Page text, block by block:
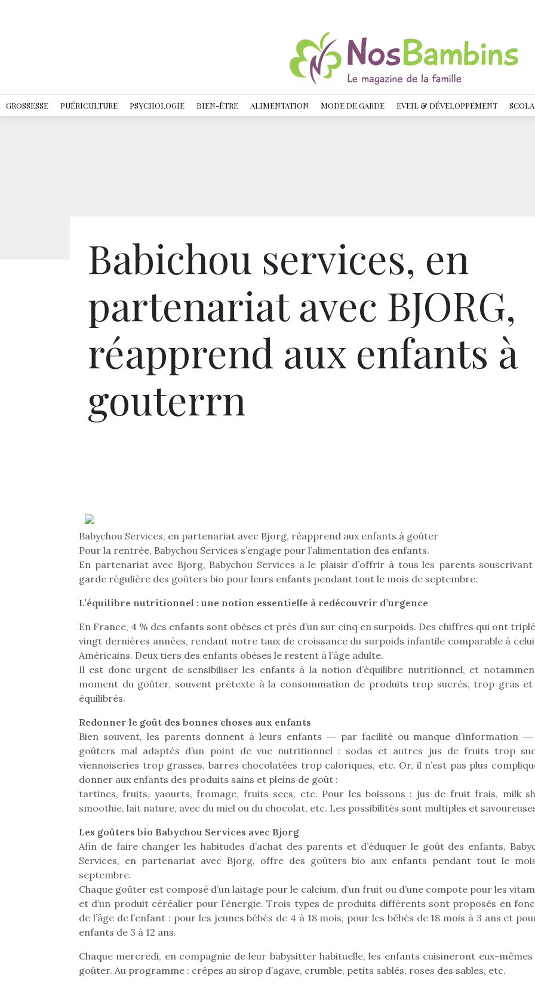
GROSSESSE PUÉRICULTURE PSYCHOLOGIE BIEN-ÊTRE ALIMENTATION MODE DE GARDE EVEIL & DÉVELOPPEMENT
Babichou services, en
partenariat avec BJORG,
réapprend aux enfants à
gouterrn
Babychou Services, en partenariat avec Bjorg, réapprend aux enfants à goûter
Pour la rentrée, Babychou Services s’engage pour l’alimentation des enfants.
En partenariat avec Bjorg, Babychou Services a le plaisir d’offrir à tous les parents souscrivant
garde régulière des goûters bio pour leurs enfants pendant tout le mois de septembre.
L’équilibre nutritionnel : une notion essentielle à redécouvrir d’urgence
En France, 4 % des enfants sont obèses et près d’un sur cinq en surpoids. Des chiffres qui ont
vingt dernières années, rendant notre taux de croissance du surpoids infantile comparable à
Américains. Deux tiers des enfants obèses le restent à l’âge adulte.
Il est donc urgent de sensibiliser les enfants à la notion d’équilibre nutritionnel, et
moment du goûter, souvent prétexte à la consommation de produits trop sucrés, trop gras et
équilibrés.
Redonner le goût des bonnes choses aux enfants
Bien souvent, les parents donnent à leurs enfants ― par facilité ou manque d’information ―
goûters mal adaptés d’un point de vue nutritionnel : sodas et autres jus de fruits trop
viennoiseries trop grasses, barres chocolatées trop caloriques, etc. Or, il n’est pas plus
donner aux enfants des produits sains et pleins de goût :
tartines, fruits, yaourts, fromage, fruits secs, etc. Pour les boissons : jus de fruit frais, milk
smoothie, lait nature, avec du miel ou du chocolat, etc. Les possibilités sont multiples et
Les goûters bio Babychou Services avec Bjorg
Afin de faire changer les habitudes d’achat des parents et d’éduquer le goût des enfants,
Services, en partenariat avec Bjorg, offre des goûters bio aux enfants pendant tout le
septembre.
Chaque goûter est composé d’un laitage pour le calcium, d’un fruit ou d’une compote pour les
et d’un produit céréalier pour l’énergie. Trois types de produits différents sont proposés en
de l’âge de l’enfant : pour les jeunes bébés de 4 à 18 mois, pour les bébés de 18 mois à 3 ans et
enfants de 3 à 12 ans.
Chaque mercredi, en compagnie de leur babysitter habituelle, les enfants cuisineront eux-
goûter. Au programme : crêpes au sirop d’agave, crumble, petits sablés, roses des sables, etc.
Pâques 2026 : chocolats
et idées pour une chasse
famille
Chocolats à petits prix,
jouets malins et idées
créatives… voici de quoi
organiser une chasse aux
œufs magique…
Chocolats
créatives…
organiser
œufs
pour les enfants, un
animal qui change des
grands classiques !
pour les
animal qui